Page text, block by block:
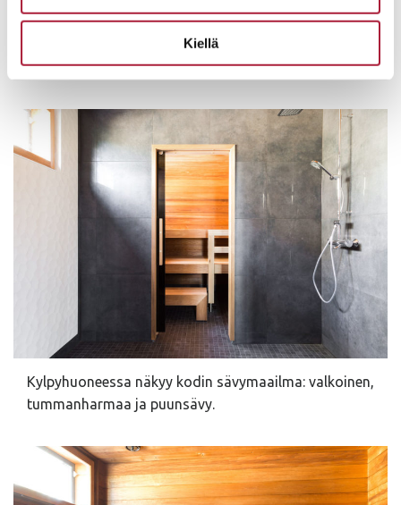
Kiellä
Pukuhuoneen tummat paneeliseinät luovat aitoa
suomalaista saunatunnelmaa.
Kylpyhuoneessa näkyy kodin sävymaailma: valkoinen,
tummanharmaa ja puunsävy.